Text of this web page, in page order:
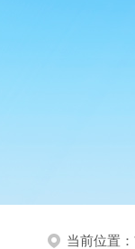
当前位置：